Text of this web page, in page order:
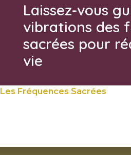
Laissez-vous
vibrations des
sacrées pour
vie
Les Fréquences Sacrées